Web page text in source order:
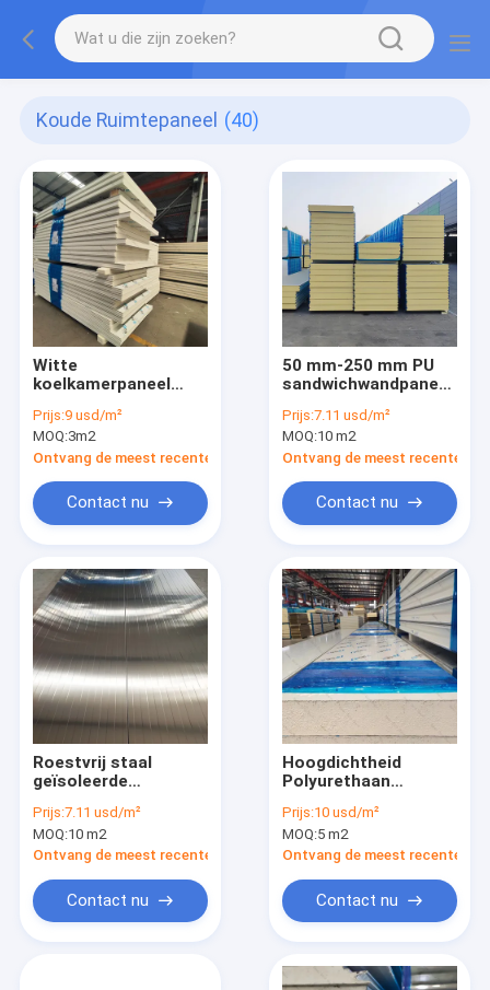
Koude Ruimtepaneel (40)
Witte
koelkamerpaneel
Buitenwand
Sandwichpaneel
Prijs:9 usd/m²
MOQ:3m2
Ontvang de meest recente Prijs
Contact nu
50 mm-250 mm PU
sandwichwandpaneel
koelkamer
Prijs:7.11 usd/m²
MOQ:10 m2
Ontvang de meest recente
Contact nu
Roestvrij staal
geïsoleerde
waterdicht witte
kleur
Prijs:7.11 usd/m²
MOQ:10 m2
Ontvang de meest recente Prijs
Contact nu
Hoogdichtheid
Polyurethaan
panelen OEM / ODM
Prijs:10 usd/m²
MOQ:5 m2
Ontvang de meest recente
Contact nu